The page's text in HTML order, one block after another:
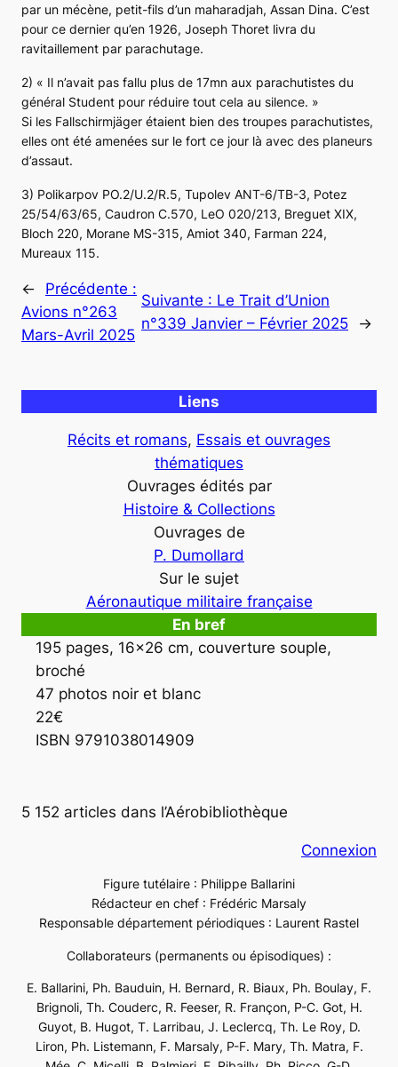
par un mécène, petit-fils d’un maharadjah, Assan Dina. C’est
pour ce dernier qu’en 1926, Joseph Thoret livra du
ravitaillement par parachutage.
2) « Il n’avait pas fallu plus de 17mn aux parachutistes du
général Student pour réduire tout cela au silence. »
Si les Fallschirmjäger étaient bien des troupes parachutistes,
elles ont été amenées sur le fort ce jour là avec des planeurs
d’assaut.
3) Polikarpov PO.2/U.2/R.5, Tupolev ANT-6/TB-3, Potez
25/54/63/65, Caudron C.570, LeO 020/213, Breguet XIX,
Bloch 220, Morane MS-315, Amiot 340, Farman 224,
Mureaux 115.
←
Précédente :
Avions n°263
Mars-Avril 2025
Suivante : Le Trait d’Union
n°339 Janvier – Février 2025
→
Liens
Récits et romans, Essais et ouvrages
thématiques
Ouvrages édités par
Histoire & Collections
Ouvrages de
P. Dumollard
Sur le sujet
Aéronautique militaire française
En bref
195 pages, 16×26 cm, couverture souple,
broché
47 photos noir et blanc
22€
ISBN 9791038014909
5 152 articles dans l’Aérobibliothèque
Connexion
Figure tutélaire : Philippe Ballarini
Rédacteur en chef : Frédéric Marsaly
Responsable département périodiques : Laurent Rastel
Collaborateurs (permanents ou épisodiques) :
E. Ballarini, Ph. Bauduin, H. Bernard, R. Biaux, Ph. Boulay, F.
Brignoli, Th. Couderc, R. Feeser, R. Françon, P-C. Got, H.
Guyot, B. Hugot, T. Larribau, J. Leclercq, Th. Le Roy, D.
Liron, Ph. Listemann, F. Marsaly, P-F. Mary, Th. Matra, F.